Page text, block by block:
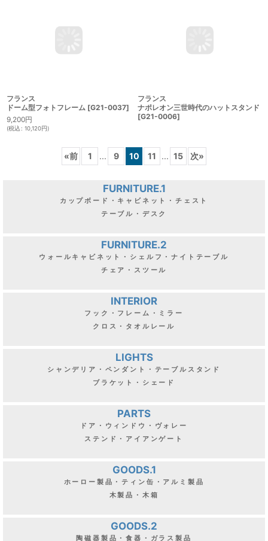
フランス
[G21-0006]
... 9 10 11 ...
FURNITURE.1
テーブル・デスク
FURNITURE.2
チェア・スツール
INTERIOR
クロス・タオルレール
LIGHTS
ブラケット・シェード
PARTS
ステンド・アイアンゲート
GOODS.1
木製品・木箱